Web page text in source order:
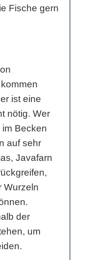
Fische gern
ist eine
nötig. Wer
Becken
auf sehr
Javafarn
Wurzeln
der
um